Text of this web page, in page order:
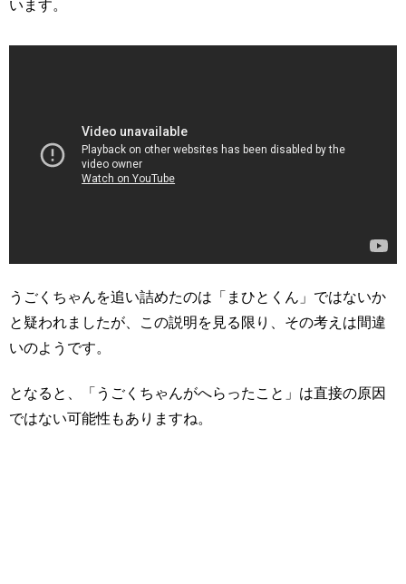
います。
うごくちゃんを追い詰めたのは「まひとくん」ではないか
と疑われましたが、この説明を見る限り、その考えは間違
いのようです。
となると、「うごくちゃんがへらったこと」は直接の原因
ではない可能性もありますね。